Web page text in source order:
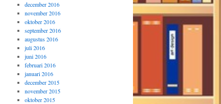
december 2016
november 2016
oktober 2016
september 2016
augustus 2016
juli 2016
juni 2016
februari 2016
januari 2016
december 2015
november 2015
oktober 2015